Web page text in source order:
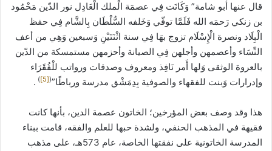
قال عنها أبو شامة” وَكَانَت فِي عصمَة الْملك الْعَادِل نور الدّين مَحْمُود
بن زنكي رَحمَه الله فَلَمَّا توفّي وَخَلفه السُّلْطَان بِالشَّام فِي حفظ
الْبِلَاد ونصرة الْإِسْلَام تزوج بهَا فِي سنة اثْنَتَيْنِ وَسبعين وَهِي من أعف
النِّسَاء وأعصمهن وأجلهن فِي الصيانة وأحزمهن مستمسكة من الدّين
بالعروة الوثقى وَلها أَمر نَافِذ ومعروف وصدقات ورواتب للْفُقَرَاء
وإدرارات وَبنت للفقهاء والصوفية بِدِمَشْق مدرسة ورباطًا”(
[5]
)
.
هذا وقد وصف بعض المؤرخين؛ الخاتون عصمة الدين، بأنها كانت
فقيهة في المذهب الحنفي، ولشدة حبها للعلم والفقه، قامت ببناء
المدرسة الخاتونية على نفقتها الخاصة، عام 573هـ، على مذهب